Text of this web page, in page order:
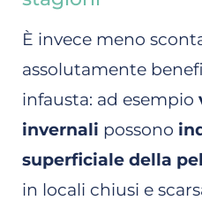
È invece meno
assolutamente
infausta: ad esempio
invernali possono
superficiale della
in locali chiusi e